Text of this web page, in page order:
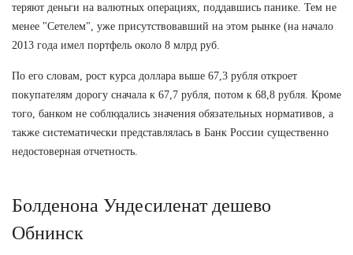
теряют деньги на валютных операциях, поддавшись панике. Тем не
менее "Сетелем", уже присутствовавший на этом рынке (на начало
2013 года имел портфель около 8 млрд руб.
По его словам, рост курса доллара выше 67,3 рубля откроет
покупателям дорогу сначала к 67,7 рубля, потом к 68,8 рубля. Кроме
того, банком не соблюдались значения обязательных нормативов, а
также систематически представлялась в Банк России существенно
недостоверная отчетность.
Болденона Ундесиленат дешево
Обнинск